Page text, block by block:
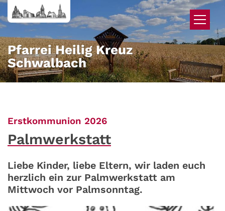
Zum Inhalt springen
Pfarrei Heilig Kreuz
Schwalbach
Erstkommunion 2026:
Palmwerkstatt
Liebe Kinder, liebe Eltern, wir laden euch
herzlich ein zur Palmwerkstatt am
Mittwoch vor Palmsonntag.